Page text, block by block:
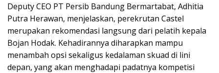
Deputy CEO PT Persib Bandung Bermartabat, Adhitia
Putra Herawan, menjelaskan, perekrutan Castel
merupakan rekomendasi langsung dari pelatih kepala
Bojan Hodak. Kehadirannya diharapkan mampu
menambah opsi sekaligus kedalaman skuad di lini
depan, yang akan menghadapi padatnya kompetisi